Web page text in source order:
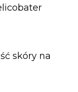
skóry na